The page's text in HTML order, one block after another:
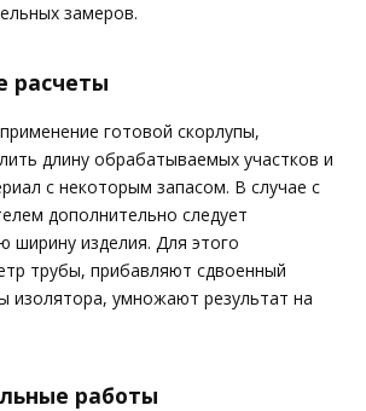
замеров.
расчеты
готовой скорлупы,
длину обрабатываемых участков и
с некоторым запасом. В случае с
дополнительно следует
ширину изделия. Для этого
трубы, прибавляют сдвоенный
изолятора, умножают результат на
работы